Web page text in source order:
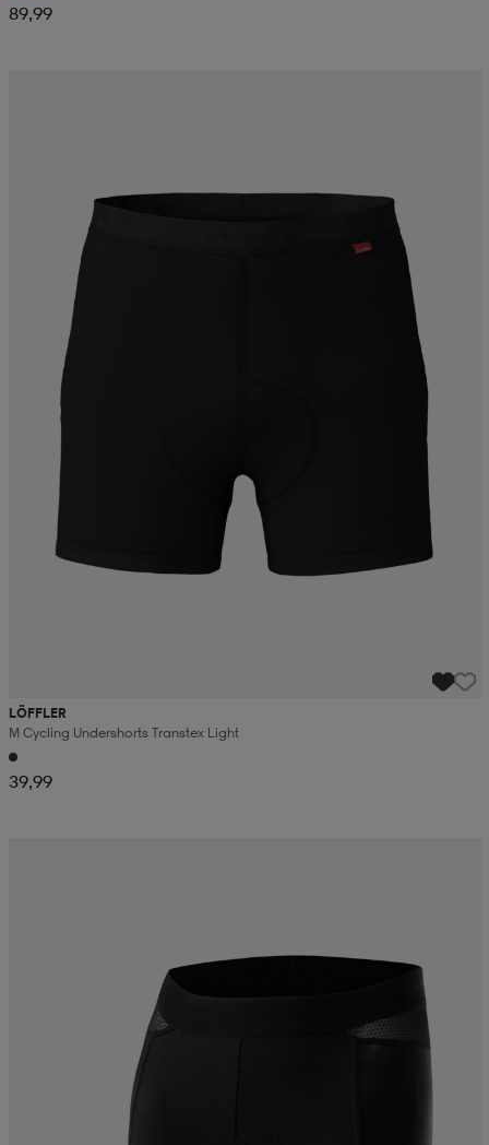
89,99
LÖFFLER
M Cycling Undershorts Transtex Light
39,99